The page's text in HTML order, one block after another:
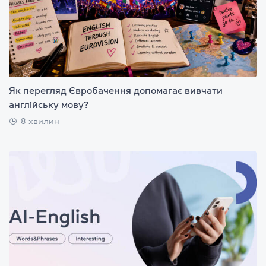
Як перегляд Євробачення допомагає вивчати
англійську мову?
8 хвилин